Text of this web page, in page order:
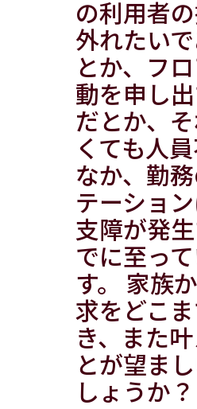
の利用者
外れたい
とか、フ
動を申し
だとか、
くても人
なか、勤
テーショ
支障が発
でに至っ
す。 家族
求をどこ
き、また
とが望ま
しょうか